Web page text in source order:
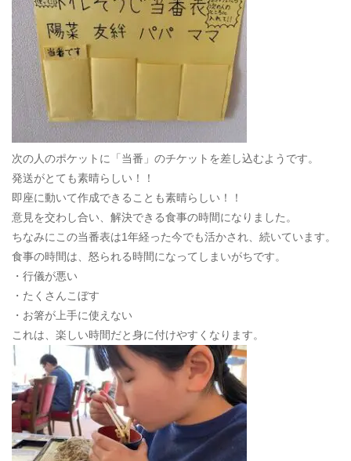
次の人のポケットに「当番」のチケットを差し込むようです。
発送がとても素晴らしい！！
即座に動いて作成できることも素晴らしい！！
意見を交わし合い、解決できる食事の時間になりました。
ちなみにこの当番表は1年経った今でも活かされ、続いています。
食事の時間は、怒られる時間になってしまいがちです。
・行儀が悪い
・たくさんこぼす
・お箸が上手に使えない
これは、楽しい時間だと身に付けやすくなります。